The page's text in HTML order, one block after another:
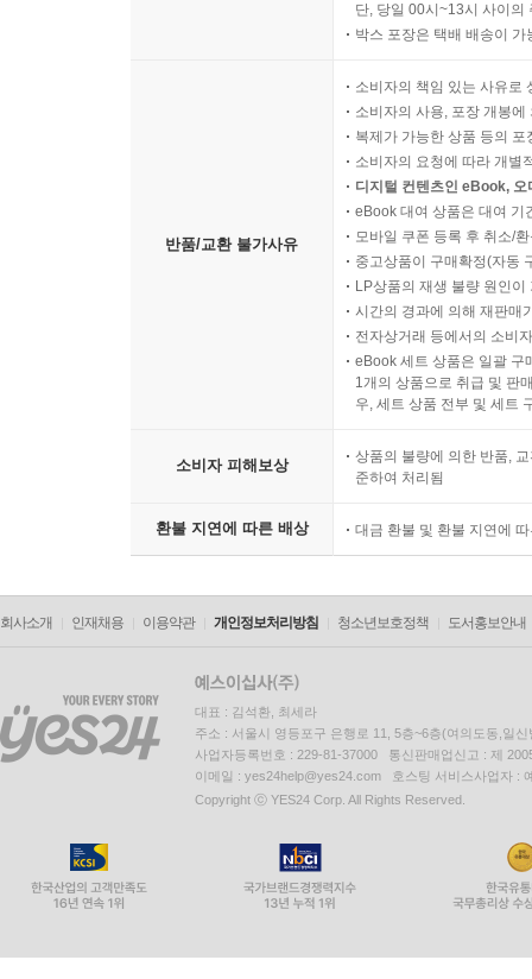
단, 당일 00시~13시 사이의
박스 포장은 택배 배송이
반품/교환 불가사유
소비자의 책임 있는 사유로
소비자의 사용, 포장 개봉
복제가 가능한 상품 등의
소비자의 요청에 따라 개별
디지털 컨텐츠인 eBook,
eBook 대여 상품은 대여 기
모바일 쿠폰 등록 후 취소/
중고상품이 구매확정(자동
LP상품의 재생 불량 원인
시간의 경과에 의해 재판매
전자상거래 등에서의 소비
eBook 세트 상품은 일괄 구
1개의 상품으로 취급 및 판
우, 세트 상품 전부 및 세트
소비자 피해보상
상품의 불량에 의한 반품,
준하여 처리됨
환불 지연에 따른 배상 대금 환불 및 환불 지연에
회사소개 인재채용 이용약관 개인정보처리방침 청소년보호정책 도서홍보안내
대표 : 김석환, 최세라
주소 : 서울시 영등포구 은행로 11, 5층~6층(여의도동,일신
사업자등록번호 : 229-81-37000 통신판매업신고 : 제
이메일 : yes24help@yes24.com 호스팅 서비스사업자 :
Copyright ⓒ YES24 Corp. All Rights Reserved.